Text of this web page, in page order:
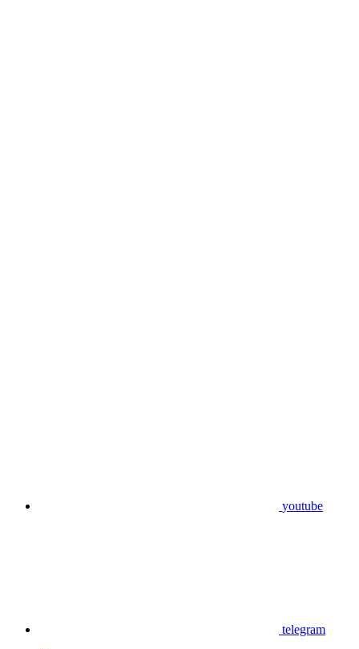
youtube
telegram